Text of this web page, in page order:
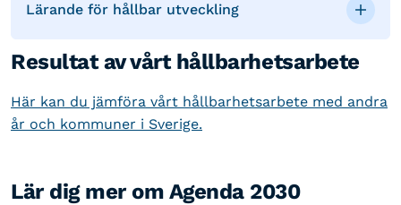
Lärande för hållbar utveckling
Resultat av vårt hållbarhetsarbete
Här kan du jämföra vårt hållbarhetsarbete med andra
år och kommuner i Sverige.
Lär dig mer om Agenda 2030